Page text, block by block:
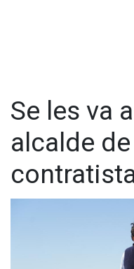
Se les va
alcalde